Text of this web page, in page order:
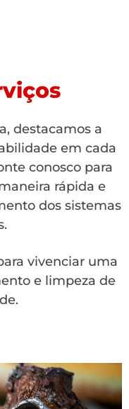
destacamos a
em cada
conosco para
rápida e
dos sistemas
vivenciar uma
e limpeza de